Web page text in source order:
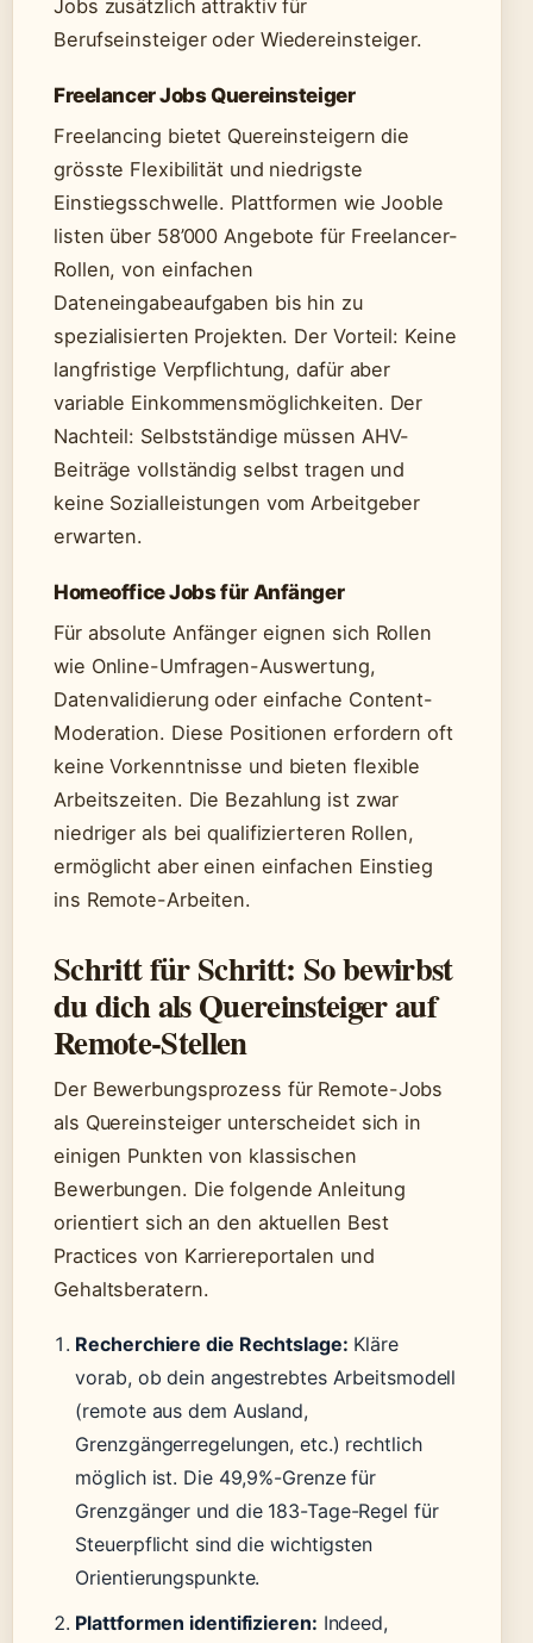
Jobs zusätzlich attraktiv für
Berufseinsteiger oder Wiedereinsteiger.
Freelancer Jobs Quereinsteiger
Freelancing bietet Quereinsteigern die
grösste Flexibilität und niedrigste
Einstiegsschwelle. Plattformen wie Jooble
listen über 58’000 Angebote für Freelancer-
Rollen, von einfachen
Dateneingabeaufgaben bis hin zu
spezialisierten Projekten. Der Vorteil: Keine
langfristige Verpflichtung, dafür aber
variable Einkommensmöglichkeiten. Der
Nachteil: Selbstständige müssen AHV-
Beiträge vollständig selbst tragen und
keine Sozialleistungen vom Arbeitgeber
erwarten.
Homeoffice Jobs für Anfänger
Für absolute Anfänger eignen sich Rollen
wie Online-Umfragen-Auswertung,
Datenvalidierung oder einfache Content-
Moderation. Diese Positionen erfordern oft
keine Vorkenntnisse und bieten flexible
Arbeitszeiten. Die Bezahlung ist zwar
niedriger als bei qualifizierteren Rollen,
ermöglicht aber einen einfachen Einstieg
ins Remote-Arbeiten.
Schritt für Schritt: So bewirbst
du dich als Quereinsteiger auf
Remote-Stellen
Der Bewerbungsprozess für Remote-Jobs
als Quereinsteiger unterscheidet sich in
einigen Punkten von klassischen
Bewerbungen. Die folgende Anleitung
orientiert sich an den aktuellen Best
Practices von Karriereportalen und
Gehaltsberatern.
Recherchiere die Rechtslage: Kläre
vorab, ob dein angestrebtes Arbeitsmodell
(remote aus dem Ausland,
Grenzgängerregelungen, etc.) rechtlich
möglich ist. Die 49,9%-Grenze für
Grenzgänger und die 183-Tage-Regel für
Steuerpflicht sind die wichtigsten
Orientierungspunkte.
Plattformen identifizieren: Indeed,